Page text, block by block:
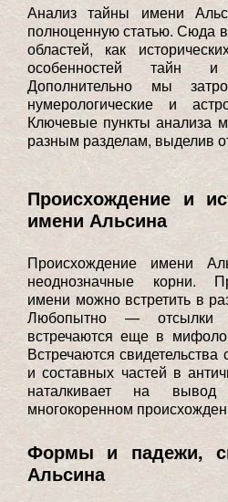
Анализ тайны имени
полноценную статью. Сюда
областей, как
особенностей тайн
Дополнительно мы
нумерологические и
Ключевые пункты анализа
разным разделам, выделив
Происхождение и
имени Альсина
Происхождение имени
неоднозначные корни.
имени можно встретить в
Любопытно — отсылки
встречаются еще в
Встречаются
и составных частей в
наталкивает на
многокоренном
Формы и падежи,
Альсина